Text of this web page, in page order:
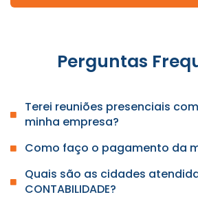
Perguntas
Terei reuniões presenciais
minha empresa?
Como faço o pagamento da
Quais são as cidades
CONTABILIDADE?